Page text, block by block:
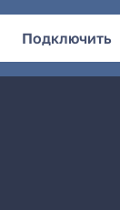
Подключить